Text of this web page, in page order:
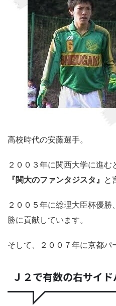
高校時代の安藤選手。
２００３年に関西大学に進
『関大のファンタジスタ』 と
２００５年に総理大臣杯優
勝に貢献しています。
そして、２００７年に京都パ
Ｊ２で有数の右サイド